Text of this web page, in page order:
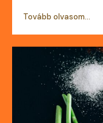
Tovább olvasom...